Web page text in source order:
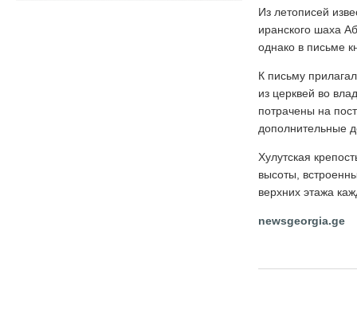
Из летописей
иранского шаха
однако в письме
К письму
из церквей во
потрачены на
дополнительные
Хулутская
высоты,
верхних этажа
newsgeorgia.ge